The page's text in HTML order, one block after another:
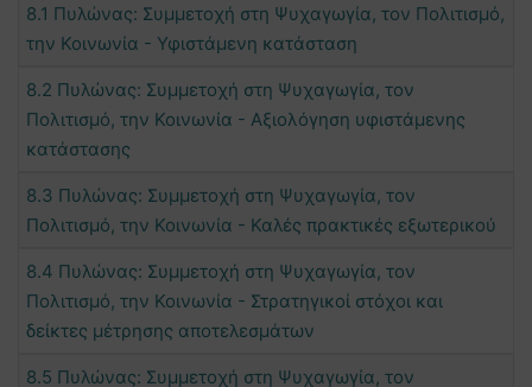
8.1 Πυλώνας: Συμμετοχή στη Ψυχαγωγία, τον Πολιτισμό,
την Κοινωνία - Υφιστάμενη κατάσταση
8.2 Πυλώνας: Συμμετοχή στη Ψυχαγωγία, τον
Πολιτισμό, την Κοινωνία - Αξιολόγηση υφιστάμενης
κατάστασης
8.3 Πυλώνας: Συμμετοχή στη Ψυχαγωγία, τον
Πολιτισμό, την Κοινωνία - Καλές πρακτικές εξωτερικού
8.4 Πυλώνας: Συμμετοχή στη Ψυχαγωγία, τον
Πολιτισμό, την Κοινωνία - Στρατηγικοί στόχοι και
δείκτες μέτρησης αποτελεσμάτων
8.5 Πυλώνας: Συμμετοχή στη Ψυχαγωγία, τον